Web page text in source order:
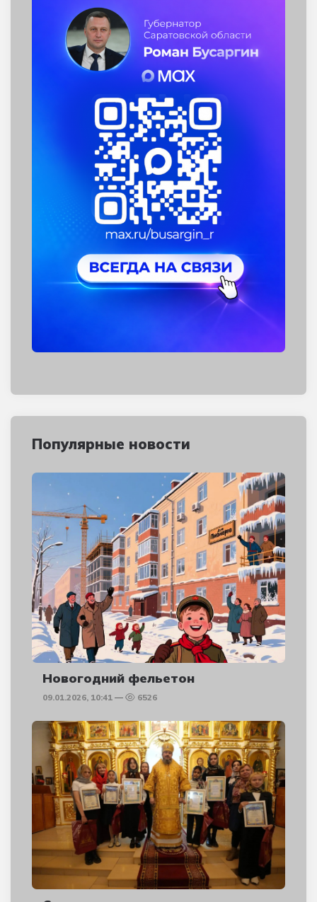
Популярные новости
Новогодний фельетон
09.01.2026, 10:41 6526